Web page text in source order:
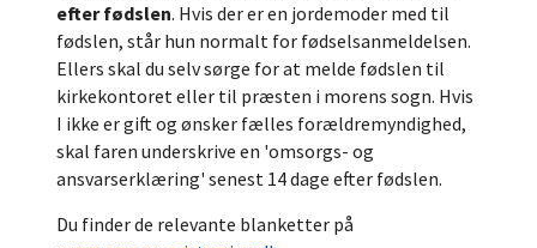
efter fødslen. Hvis der er en jordemoder med til
fødslen, står hun normalt for fødselsanmeldelsen.
Ellers skal du selv sørge for at melde fødslen til
kirkekontoret eller til præsten i morens sogn. Hvis
I ikke er gift og ønsker fælles forældremyndighed,
skal faren underskrive en 'omsorgs- og
ansvarserklæring' senest 14 dage efter fødslen.
Du finder de relevante blanketter på